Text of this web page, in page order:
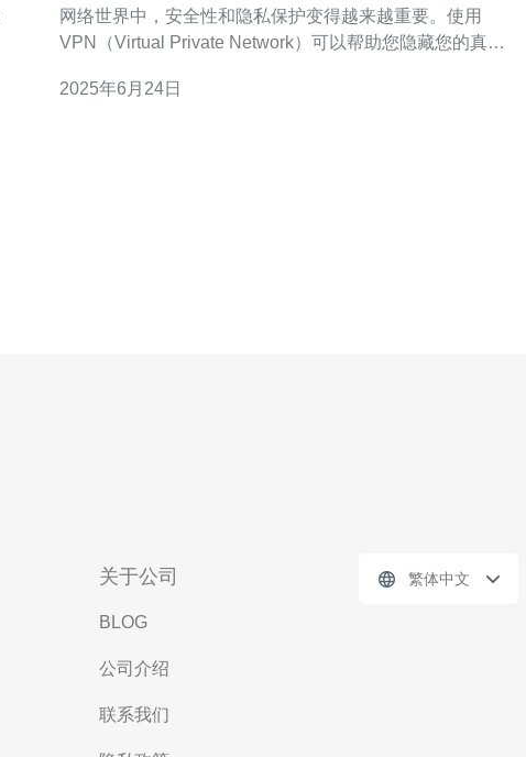
网络世界中，安全性和隐私保护变得越来越重要。使用
VPN（Virtual Private Network）可以帮助您隐藏您的真实
务器作为一种快速稳定的VPN服务器选择，能够帮助您访
2025年6月24日
关于公司
BLOG
公司介绍
联系我们
繁体中文